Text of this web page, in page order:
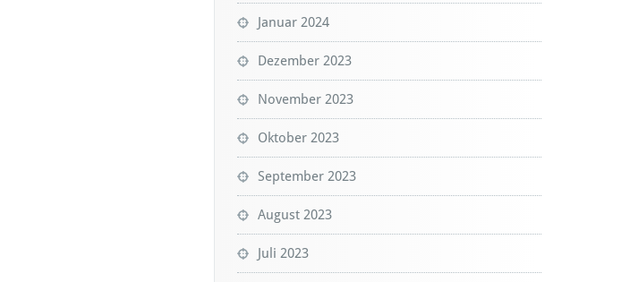
Januar 2024
Dezember 2023
November 2023
Oktober 2023
September 2023
August 2023
Juli 2023